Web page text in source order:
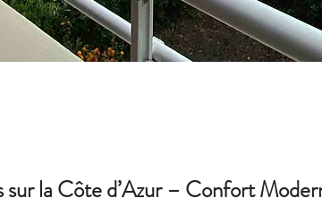
la Côte d’Azur – Confort